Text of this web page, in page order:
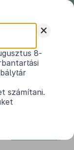
és
31.
+
8-
számítani.